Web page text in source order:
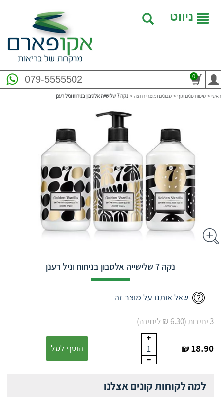
ניווט
079-5555502 0
ראשי > טיפוח פנים וגוף > סבונים ומוצרי רחצה > נקה 7 שלישייה אלסבון בניחוח וניל רענן
נקה 7 שלישייה אלסבון בניחוח וניל רענן
שאל אותנו על מוצר זה
3 יחידות (6.30 ₪ ליחידה)
18.90 ₪
1 הוסף לסל
למה לקוחות קונים אצלנו